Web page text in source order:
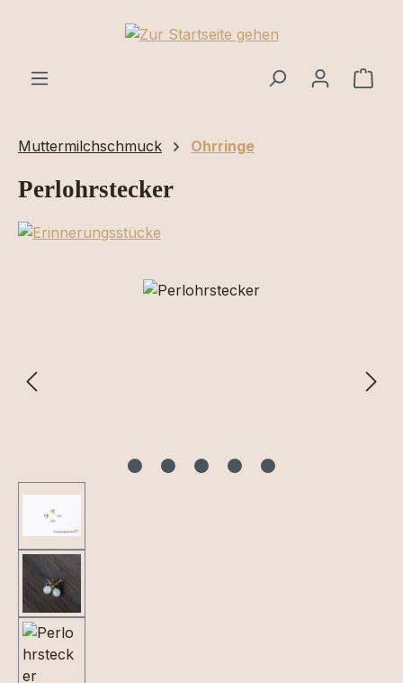
Zum Hauptinhalt springen
Muttermilchschmuck Ohrringe
Perlohrstecker
Bildergalerie überspringen